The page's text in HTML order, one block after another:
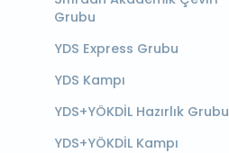
Grubu
YDS Express Grubu
YDS Kampı
YDS+YÖKDİL Hazırlık Grubu
YDS+YÖKDİL Kampı